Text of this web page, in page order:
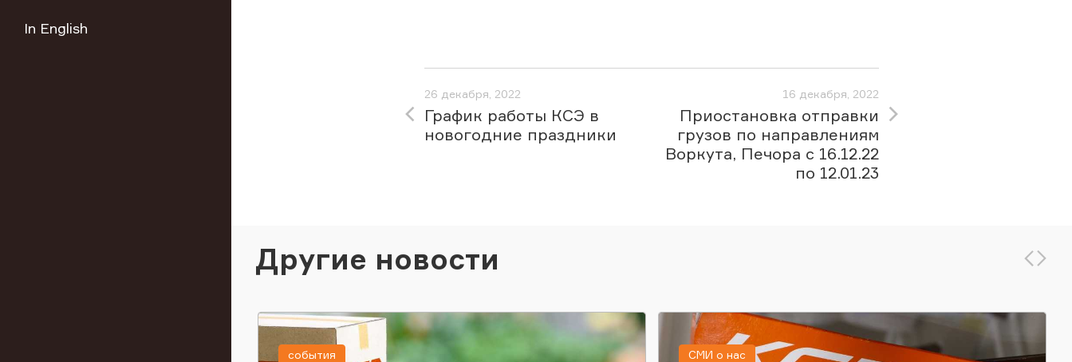
In English
26 декабря, 2022
График работы КСЭ в
новогодние праздники
16 декабря, 2022
Приостановка отправки
грузов по направлениям
Воркута, Печора с 16.12.22
по 12.01.23
Другие новости
события СМИ о нас